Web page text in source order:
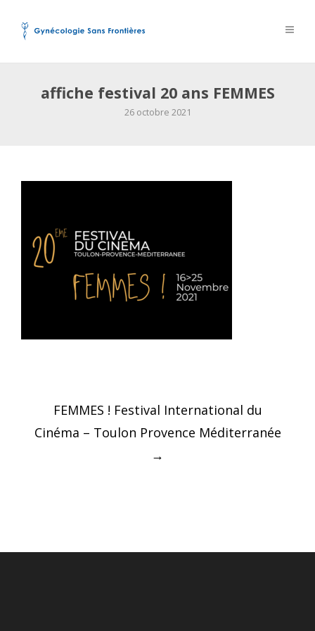
affiche festival 20 ans FEMMES
26 octobre 2021
Post
navigation
FEMMES ! Festival International du
Cinéma – Toulon Provence Méditerranée
→